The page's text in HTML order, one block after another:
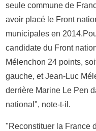
seule commune de
avoir placé le Front
municipales en
candidate du Front
Mélenchon 24 points,
gauche, et Jean-Luc
derrière Marine Le Pen
national", note-t-il.
"Reconstituer la France